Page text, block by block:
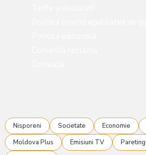
Nisporeni Societate Economie
Moldova Plus
Emisiuni TV Pareting